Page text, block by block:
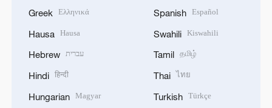
Greek Ελληνικά
Hausa Hausa
Hebrew עברית
Hindi हिन्दी
Hungarian Magyar
Spanish Español
Swahili Kiswahili
Tamil தமிழ்
Thai ไทย
Turkish Türkçe